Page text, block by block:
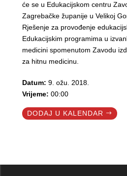
će se u Edukacijskom centru
Zagrebačke županije u Velikoj
Rješenje za provođenje
Edukacijskim programima u
medicini spomenutom Zavodu
za hitnu medicinu.
Datum: 9. ožu. 2018.
Vrijeme: 00:00
DODAJ U KALENDAR